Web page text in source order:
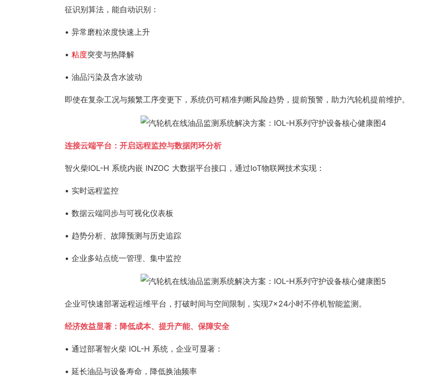
征识别算法，能自动识别：
• 异常磨粒浓度快速上升
• 粘度突变与热降解
• 油品污染及含水波动
即使在复杂工况与频繁工序变更下，系统仍可精准判断风险趋势，提前预警，助力汽轮机提前维护。
连接云端平台：开启远程监控与数据闭环分析
智火柴IOL-H 系统内嵌 INZOC 大数据平台接口，通过IoT物联网技术实现：
• 实时远程监控
• 数据云端同步与可视化仪表板
• 趋势分析、故障预测与历史追踪
• 企业多站点统一管理、集中监控
企业可快速部署远程运维平台，打破时间与空间限制，实现7×24小时不停机智能监测。
经济效益显著：降低成本、提升产能、保障安全
• 通过部署智火柴 IOL-H 系统，企业可显著：
• 延长油品与设备寿命，降低换油频率